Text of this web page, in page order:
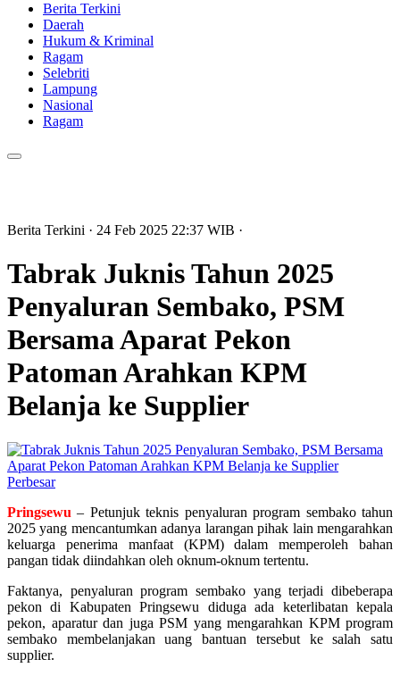
Berita Terkini
Daerah
Hukum & Kriminal
Ragam
Selebriti
Lampung
Nasional
Ragam
Berita Terkini · 24 Feb 2025 22:37 WIB ·
Tabrak Juknis Tahun 2025
Penyaluran Sembako, PSM
Bersama Aparat Pekon
Patoman Arahkan KPM
Belanja ke Supplier
Perbesar
Pringsewu – Petunjuk teknis penyaluran program sembako tahun
2025 yang mencantumkan adanya larangan pihak lain mengarahkan
keluarga penerima manfaat (KPM) dalam memperoleh bahan
pangan tidak diindahkan oleh oknum-oknum tertentu.
Faktanya, penyaluran program sembako yang terjadi dibeberapa
pekon di Kabupaten Pringsewu diduga ada keterlibatan kepala
pekon, aparatur dan juga PSM yang mengarahkan KPM program
sembako membelanjakan uang bantuan tersebut ke salah satu
supplier.